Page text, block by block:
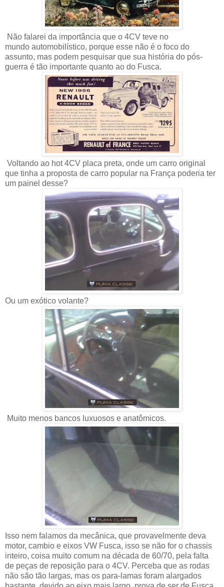
Não falarei da importância que o 4CV teve no
mundo automobilístico, porque esse não é o foco do
assunto, mas podem pesquisar que sua história do pós-
guerra é tão importante quanto ao do Fusca.
Voltando ao hot 4CV placa preta, onde um carro original
que tinha a proposta de carro popular na França poderia ter
um painel desse?
Ou um exótico volante?
Muito menos bancos luxuosos e anatômicos.
Isso nem falamos da mecânica, que provavelmente deva
motor, cambio e eixos VW Fusca, isso se não for o chassis
inteiro, coisa muito comum na década de 60/70, pela falta
de peças de reposição para o 4CV. Perceba que as rodas
não são tão largas, mas os para-lamas foram alargados